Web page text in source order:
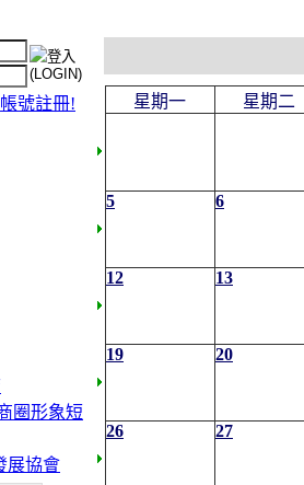
帳號註冊!
星期一 星期二
5 6
12 13
19 20
26 27